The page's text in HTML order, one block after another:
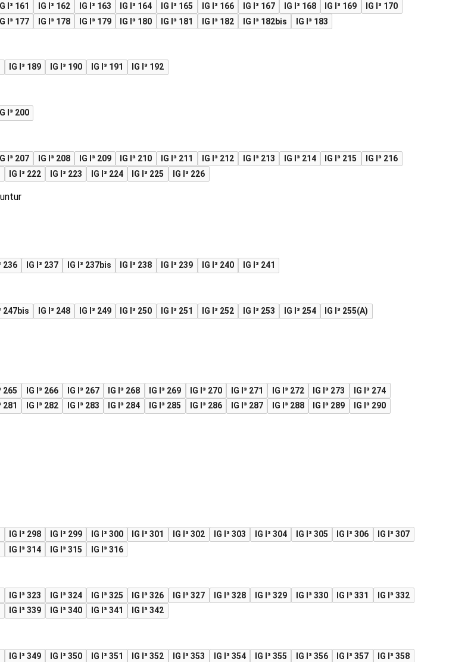
IG I³ 161 IG I³ 162 IG I³ 163 IG I³ 164 IG I³ 165 IG I³ 166 IG I³ 167 IG I³ 168 IG I³ 169
IG I³ 170
IG I³ 177 IG I³ 178 IG I³ 179 IG I³ 180 IG I³ 181 IG I³ 182 IG I³ 182bis IG I³ 183
IG I³ 189 IG I³ 190 IG I³ 191 IG I³ 192
IG I³ 200
IG I³ 207 IG I³ 208 IG I³ 209 IG I³ 210 IG I³ 211 IG I³ 212 IG I³ 213 IG I³ 214 IG I³ 215
IG I³ 216
IG I³ 222 IG I³ 223 IG I³ 224 IG I³ 225 IG I³ 226
236 IG I³ 237 IG I³ 237bis IG I³ 238 IG I³ 239 IG I³ 240 IG I³ 241
247bis IG I³ 248 IG I³ 249 IG I³ 250 IG I³ 251 IG I³ 252 IG I³ 253 IG I³ 254
IG I³ 255(A)
265 IG I³ 266 IG I³ 267 IG I³ 268 IG I³ 269 IG I³ 270 IG I³ 271 IG I³ 272 IG I³ 273
IG I³ 274
281 IG I³ 282 IG I³ 283 IG I³ 284 IG I³ 285 IG I³ 286 IG I³ 287 IG I³ 288 IG I³ 289 IG I³ 290
IG I³ 298 IG I³ 299 IG I³ 300 IG I³ 301 IG I³ 302 IG I³ 303 IG I³ 304 IG I³ 305 IG I³ 306
IG I³ 307
IG I³ 314 IG I³ 315 IG I³ 316
IG I³ 323 IG I³ 324 IG I³ 325 IG I³ 326 IG I³ 327 IG I³ 328 IG I³ 329 IG I³ 330 IG I³ 331
IG I³ 332
IG I³ 339 IG I³ 340 IG I³ 341 IG I³ 342
IG I³ 349 IG I³ 350 IG I³ 351 IG I³ 352 IG I³ 353 IG I³ 354 IG I³ 355 IG I³ 356 IG I³ 357 IG I³ 358